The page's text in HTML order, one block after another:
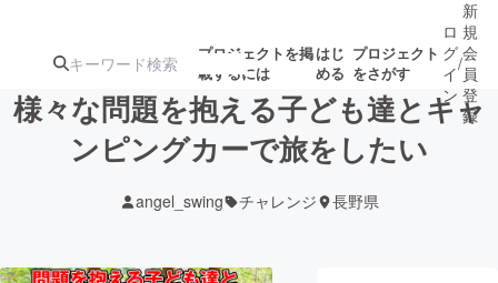
プロジェクトを掲
載するには
はじ
める
プロジェクト
をさがす
ターン
ジェクト
ロジェクト
ロ
グ
イ
ン
/
新
規
会
員
登
録
様々な問題を抱える子ども達とキャ
ンピングカーで旅をしたい
angel_swing チャレンジ 長野県